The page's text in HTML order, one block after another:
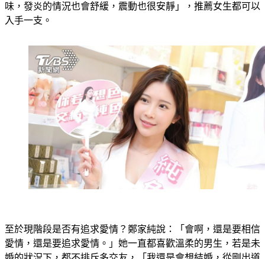
用品，還有陰道修護的功能，「紅外線可以減少分泌物跟異
味，發炎的情況也會舒緩，震動也很安靜」，推薦女生都可以
至於現階段是否有追求愛情？鄭家純說：「會啊，還是要相信